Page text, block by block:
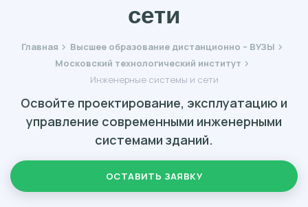
сети
Главная
Высшее образование дистанционно – ВУЗЫ
Московский технологический институт
Инженерные системы и сети
Освойте проектирование, эксплуатацию и
управление современными инженерными
системами зданий.
ОСТАВИТЬ ЗАЯВКУ